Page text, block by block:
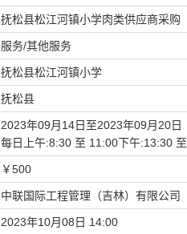
抚松县松江河镇小学肉类供应商采购
服务/其他服务
抚松县松江河镇小学
抚松县
2023年09月14日至2023年09月20日
每日上午:8:30 至 11:00下午:13:30
￥500
中联国际工程管理（吉林）有限公
2023年10月08日 14:00